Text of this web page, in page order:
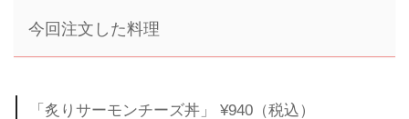
今回注文した料理
「炙りサーモンチーズ丼」 ¥940（税込）